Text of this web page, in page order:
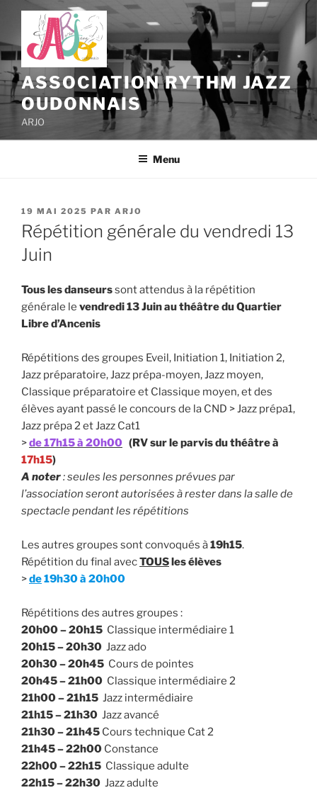
Aller
contenu
principal
ASSOCIATION RYTHM JAZZ
OUDONNAIS
ARJO
Menu
PUBLIÉ
LE
19 MAI 2025 PAR ARJO
Répétition générale du vendredi 13
Juin
Tous les danseurssont attendus à la répétition
générale le vendredi 13 Juinau théâtre du Quartier
Libre d’Ancenis
Répétitions des groupes Eveil, Initiation 1, Initiation 2,
Jazz préparatoire, Jazz prépa-moyen, Jazz moyen,
Classique préparatoire et Classique moyen, et des
élèves ayant passé le concours de la CND > Jazz prépa1,
Jazz prépa 2 et Jazz Cat1
>de 17h15 à 20h00 (RV sur le parvis du théâtre à
17h15)
A noter: seules les personnes prévues par
l’association seront autorisées à rester dans la salle de
spectacle pendant les répétitions
Les autres groupes sont convoqués à19h15.
Répétition du final avecTOUSles élèves
>de19h30 à 20h00
Répétitions des autres groupes :
20h00 – 20h15 Classique intermédiaire 1
20h15 – 20h30 Jazz ado
20h30 – 20h45 Cours de pointes
20h45 – 21h00 Classique intermédiaire 2
21h00 – 21h15 Jazz intermédiaire
21h15 – 21h30 Jazz avancé
21h30 – 21h45 Cours technique Cat 2
21h45 – 22h00 Constance
22h00 – 22h15 Classique adulte
22h15 – 22h30 Jazz adulte